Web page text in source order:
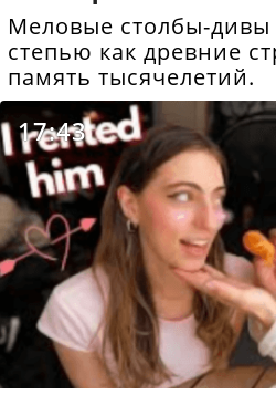
Меловые столбы-
степью как древние
память тысячелетий.
17:43